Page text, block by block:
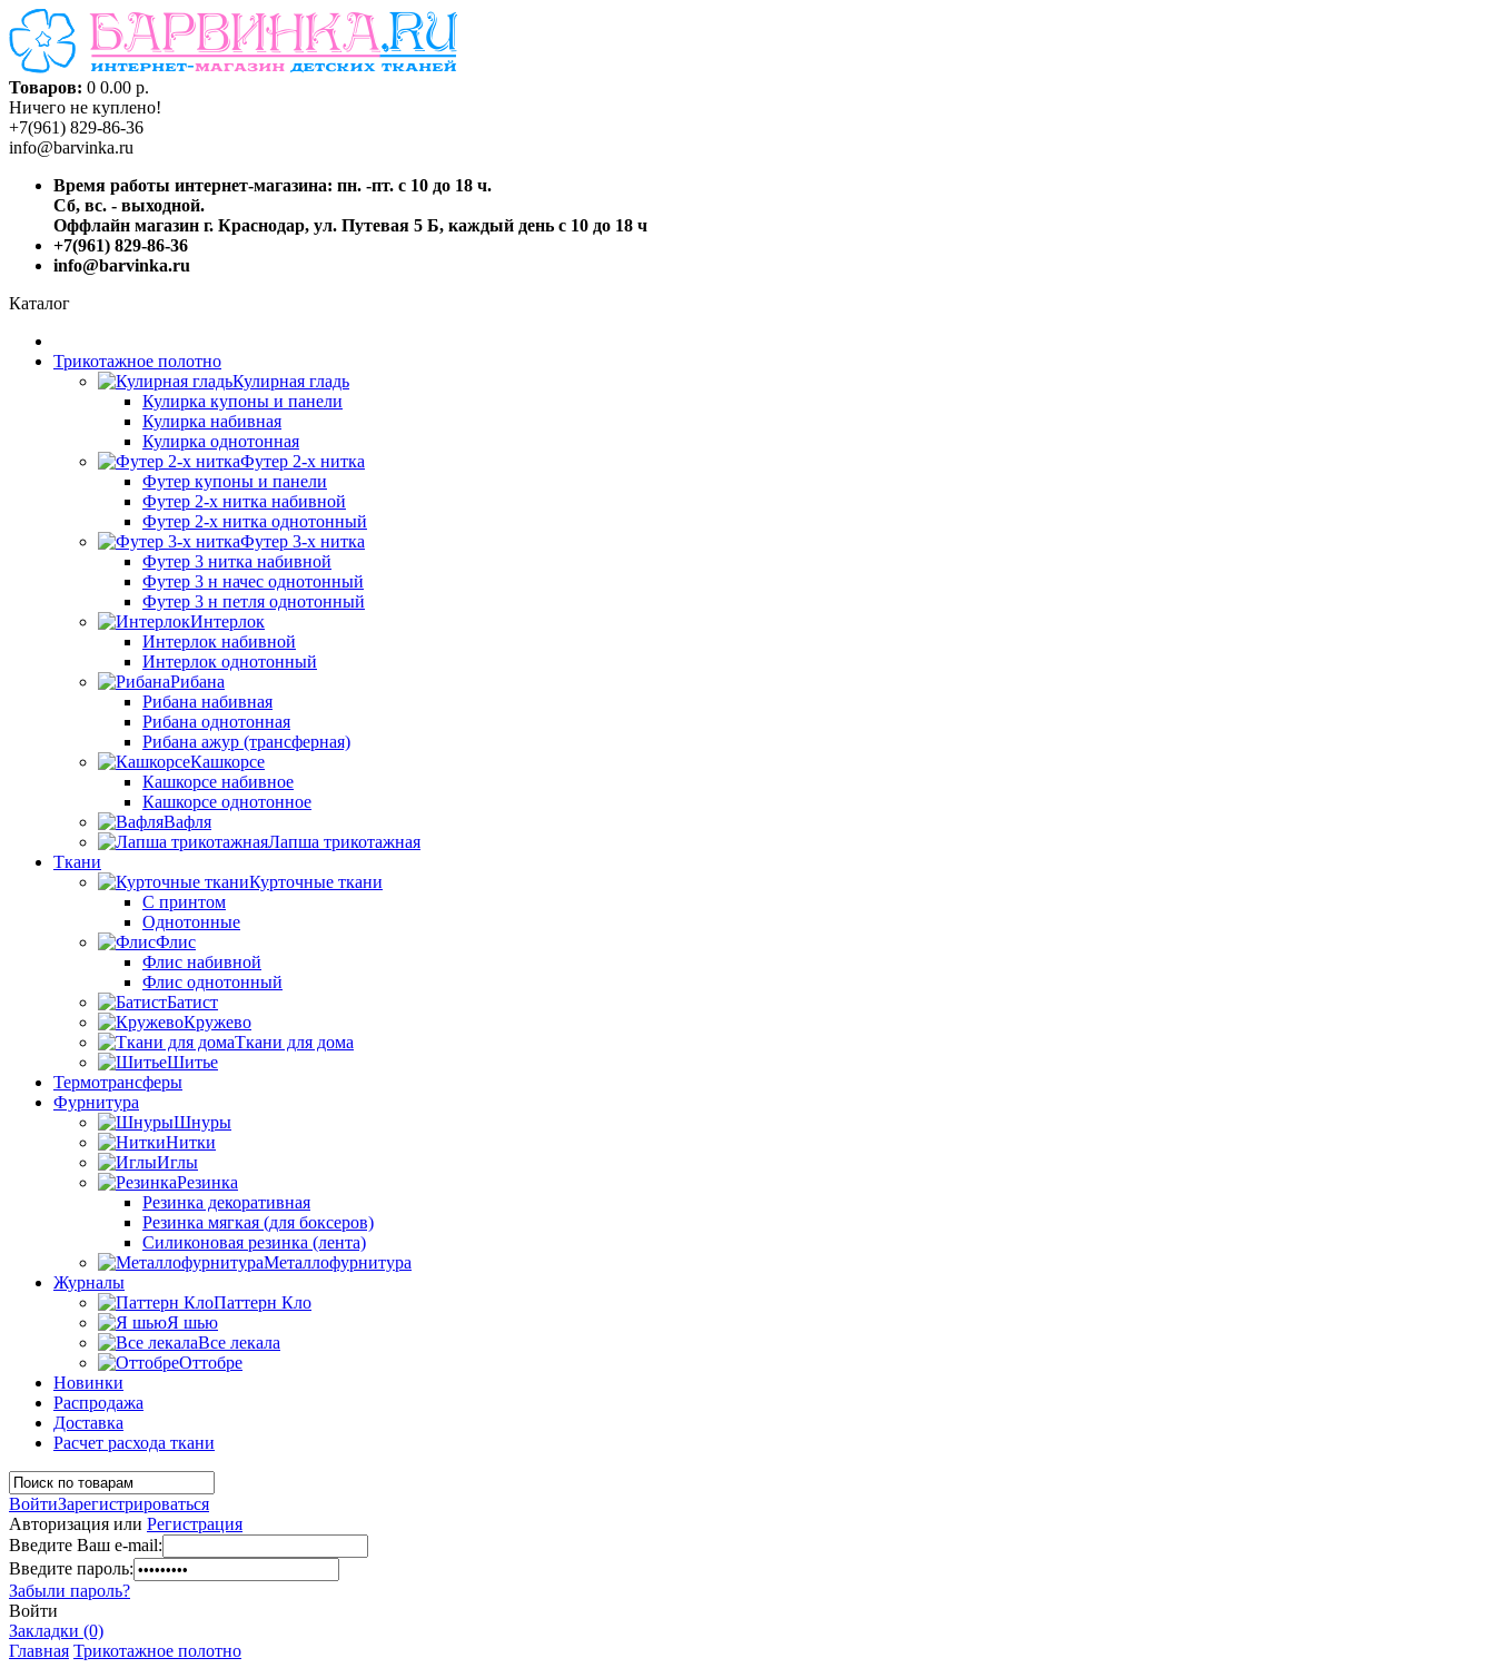
Товаров: 0 0.00 р.
Ничего не куплено!
+7(961) 829-86-36
info@barvinka.ru
Время работы интернет-магазина: пн. -пт. с 10 до 18 ч.
Сб, вс. - выходной.
Оффлайн магазин г. Краснодар, ул. Путевая 5 Б, каждый день с 10 до 18 ч
+7(961) 829-86-36
info@barvinka.ru
Каталог
Трикотажное полотно
Кулирная гладь
Кулирка купоны и панели
Кулирка набивная
Кулирка однотонная
Футер 2-х нитка
Футер купоны и панели
Футер 2-х нитка набивной
Футер 2-х нитка однотонный
Футер 3-х нитка
Футер 3 нитка набивной
Футер 3 н начес однотонный
Футер 3 н петля однотонный
Интерлок
Интерлок набивной
Интерлок однотонный
Рибана
Рибана набивная
Рибана однотонная
Рибана ажур (трансферная)
Кашкорсе
Кашкорсе набивное
Кашкорсе однотонное
Вафля
Лапша трикотажная
Ткани
Курточные ткани
С принтом
Однотонные
Флис
Флис набивной
Флис однотонный
Батист
Кружево
Ткани для дома
Шитье
Термотрансферы
Фурнитура
Шнуры
Нитки
Иглы
Резинка
Резинка декоративная
Резинка мягкая (для боксеров)
Силиконовая резинка (лента)
Металлофурнитура
Журналы
Паттерн Кло
Я шью
Все лекала
Оттобре
Новинки
Распродажа
Доставка
Расчет расхода ткани
ВойтиЗарегистрироваться
Авторизация или Регистрация
Введите Ваш e-mail:
Введите пароль:
Забыли пароль?
Войти
Закладки (0)
Главная Трикотажное полотно